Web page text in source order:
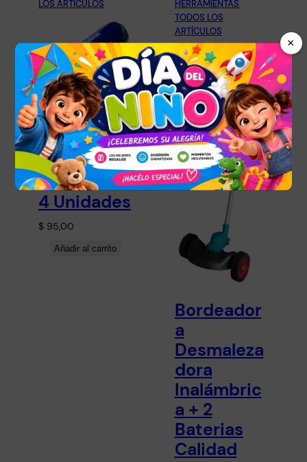
×
LOS ARTÍCULOS
Blister
Pilas Aa
Alcalinas
1,5 V Pack
4 Unidades
$ 95,00
Añadir al carrito
HERRAMIENTAS
TODOS LOS
ARTÍCULOS
Bordeador
a
Desmaleza
dora
Inalámbric
a + 2
Baterias
Calidad